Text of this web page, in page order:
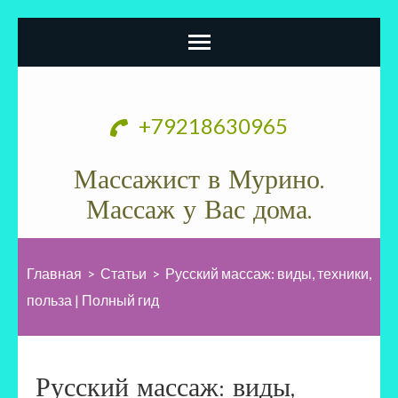
содержимому
+79218630965
Массажист в Мурино.
Массаж у Вас дома.
Главная > Статьи > Русский массаж: виды, техники,
польза | Полный гид
Русский массаж: виды,